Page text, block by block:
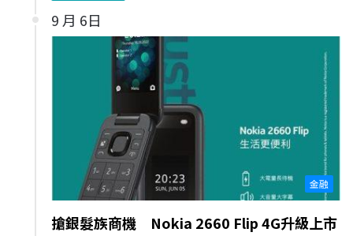
9 月 6日
金融
搶銀髮族商機 Nokia 2660 Flip 4G升級上市